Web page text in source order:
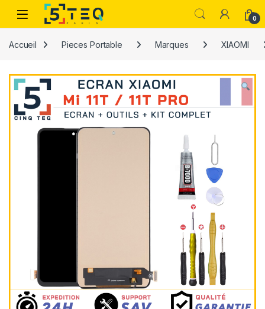
Passer à la navigation
Aller au contenu
0
Accueil Pieces Portable Marques XIAOMI